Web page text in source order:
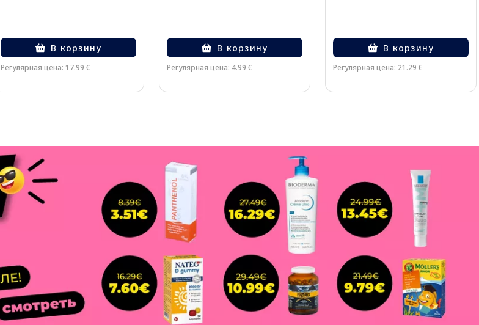
В корзину
Регулярная цена: 17.99 €
В корзину
Регулярная цена: 4.99 €
В корзину
Регулярная цена: 21.29 €